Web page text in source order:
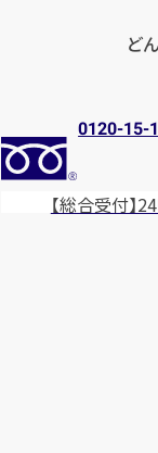
ど
0120-15-
【総合受付】